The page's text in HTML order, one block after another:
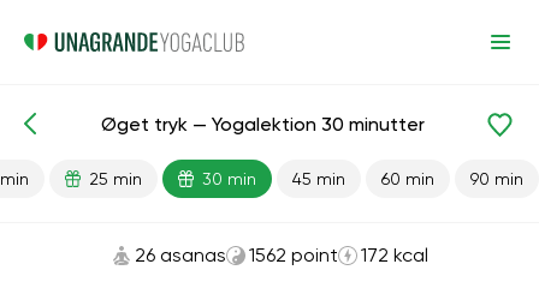
Færdiglavede lektioner Tryk
Øget tryk — Yogalektion 30 minutter
25 min 30 min 45 min 60 min 90 min
26 asanas 1562 point 172 kcal